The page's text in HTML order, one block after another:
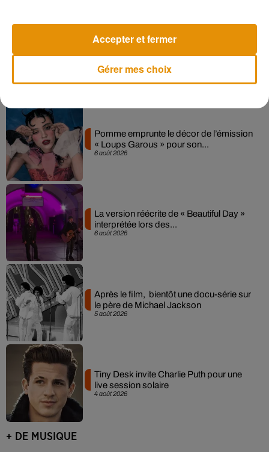
7 août 2026
collaboration tant attendue
6 août 2026
Pomme emprunte le décor de l’émission
« Loups Garous » pour son...
6 août 2026
La version réécrite de « Beautiful Day »
interprétée lors des...
5 août 2026
Après le film, bientôt une docu-série sur
le père de Michael Jackson
4 août 2026
Tiny Desk invite Charlie Puth pour une
live session solaire
+ DE MUSIQUE
Gérer mes choix
Accepter et fermer